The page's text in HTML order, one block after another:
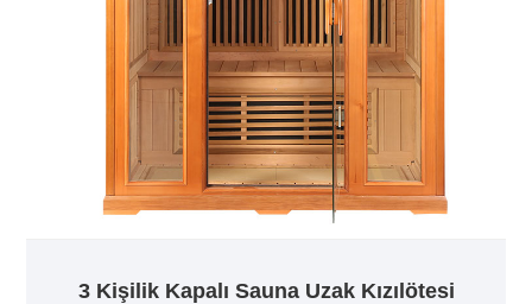
3 Kişilik Kapalı Sauna Uzak Kızılötesi